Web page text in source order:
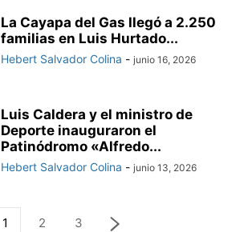
La Cayapa del Gas llegó a 2.250
familias en Luis Hurtado...
Hebert Salvador Colina - junio 16, 2026
Luis Caldera y el ministro de
Deporte inauguraron el
Patinódromo «Alfredo...
Hebert Salvador Colina - junio 13, 2026
1 2 3